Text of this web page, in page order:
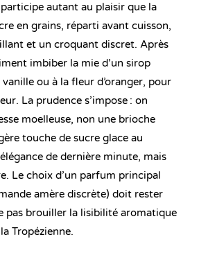
autant au plaisir que la
en grains, réparti avant cuisson,
et un croquant discret. Après
imbiber la mie d’un sirop
ou à la fleur d’oranger, pour
La prudence s’impose : on
moelleuse, non une brioche
touche de sucre glace au
de dernière minute, mais
Le choix d’un parfum principal
amère discrète) doit rester
pas brouiller la lisibilité aromatique
Tropézienne.